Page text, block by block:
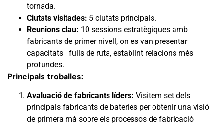
tornada.
Ciutats visitades: 5 ciutats principals.
Reunions clau: 10 sessions estratègiques amb
fabricants de primer nivell, on es van presentar
capacitats i fulls de ruta, establint relacions més
profundes.
Principals troballes:
Avaluació de fabricants líders: Visitem set dels
principals fabricants de bateries per obtenir una visió
de primera mà sobre els processos de fabricació